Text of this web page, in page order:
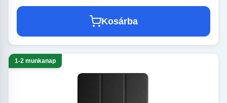
Kosárba
1-2 munkanap